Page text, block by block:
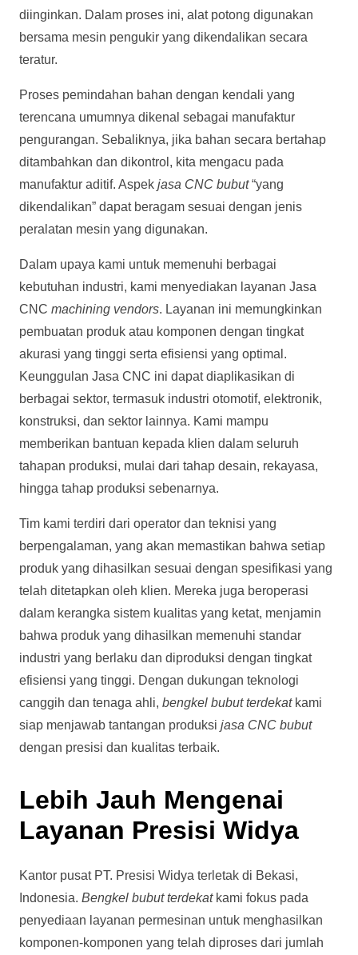
diinginkan. Dalam proses ini, alat potong digunakan
bersama mesin pengukir yang dikendalikan secara
teratur.
Proses pemindahan bahan dengan kendali yang
terencana umumnya dikenal sebagai manufaktur
pengurangan. Sebaliknya, jika bahan secara bertahap
ditambahkan dan dikontrol, kita mengacu pada
manufaktur aditif. Aspek jasa CNC bubut“yang
dikendalikan” dapat beragam sesuai dengan jenis
peralatan mesin yang digunakan.
Dalam upaya kami untuk memenuhi berbagai
kebutuhan industri, kami menyediakan layanan Jasa
CNC machining vendors. Layanan ini memungkinkan
pembuatan produk atau komponen dengan tingkat
akurasi yang tinggi serta efisiensi yang optimal.
Keunggulan Jasa CNC ini dapat diaplikasikan di
berbagai sektor, termasuk industri otomotif, elektronik,
konstruksi, dan sektor lainnya. Kami mampu
memberikan bantuan kepada klien dalam seluruh
tahapan produksi, mulai dari tahap desain, rekayasa,
hingga tahap produksi sebenarnya.
Tim kami terdiri dari operator dan teknisi yang
berpengalaman, yang akan memastikan bahwa setiap
produk yang dihasilkan sesuai dengan spesifikasi yang
telah ditetapkan oleh klien. Mereka juga beroperasi
dalam kerangka sistem kualitas yang ketat, menjamin
bahwa produk yang dihasilkan memenuhi standar
industri yang berlaku dan diproduksi dengan tingkat
efisiensi yang tinggi. Dengan dukungan teknologi
canggih dan tenaga ahli, bengkel bubut terdekatkami
siap menjawab tantangan produksi jasa CNC bubut
dengan presisi dan kualitas terbaik.
Lebih Jauh Mengenai
Layanan Presisi Widya
Kantor pusat PT. Presisi Widya terletak di Bekasi,
Indonesia. Bengkel bubut terdekatkami fokus pada
penyediaan layanan permesinan untuk menghasilkan
komponen-komponen yang telah diproses dari jumlah